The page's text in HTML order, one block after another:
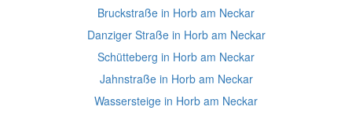
Bruckstraße in Horb am Neckar
Danziger Straße in Horb am Neckar
Schütteberg in Horb am Neckar
Jahnstraße in Horb am Neckar
Wassersteige in Horb am Neckar